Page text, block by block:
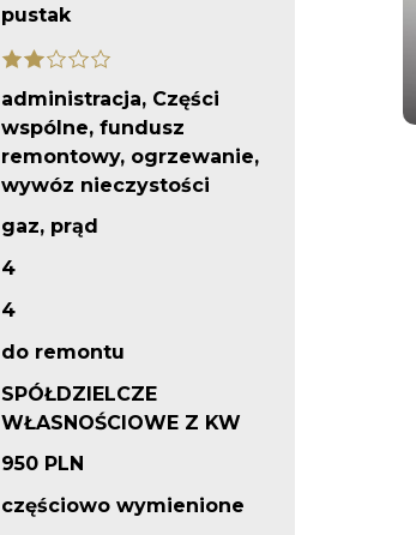
pustak
administracja, Części
wspólne, fundusz
remontowy, ogrzewanie,
wywóz nieczystości
gaz, prąd
4
4
do remontu
SPÓŁDZIELCZE
WŁASNOŚCIOWE Z KW
950 PLN
częściowo wymienione